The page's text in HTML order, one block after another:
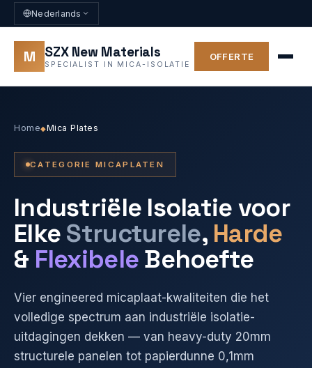
Nederlands
M SZX New Materials
SPECIALIST IN MICA-ISOLATIE
OFFERTE
Home◆Mica Plates
CATEGORIE MICAPLATEN
Industriële Isolatie voor
ElkeStructurele, Harde
& FlexibeleBehoefte
Vier engineered micaplaat-kwaliteiten die het
volledige spectrum aan industriële isolatie-
uitdagingen dekken — van heavy-duty 20mm
structurele panelen tot papierdunne 0,1mm